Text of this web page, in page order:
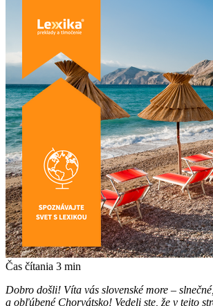
Čas čítania 3 min
Dobro došli! Víta vás slovenské more –
a obľúbené Chorvátsko! Vedeli ste, že v tejto